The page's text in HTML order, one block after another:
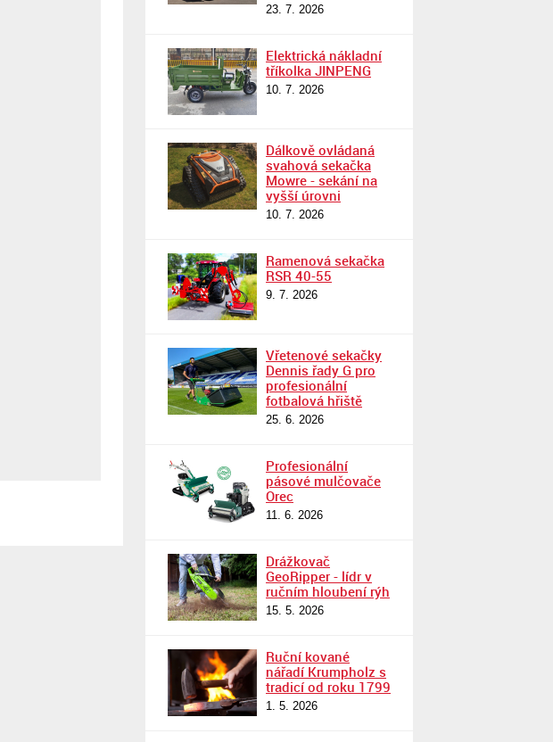
23. 7. 2026
Elektrická nákladní
tříkolka JINPENG
10. 7. 2026
Dálkově ovládaná
svahová sekačka
Mowre - sekání na
vyšší úrovni
10. 7. 2026
Ramenová sekačka
RSR 40-55
9. 7. 2026
Vřetenové sekačky
Dennis řady G pro
profesionální
fotbalová hřiště
25. 6. 2026
Profesionální
pásové mulčovače
Orec
11. 6. 2026
Drážkovač
GeoRipper - lídr v
ručním hloubení rýh
15. 5. 2026
Ruční kované
nářadí Krumpholz s
tradicí od roku 1799
1. 5. 2026